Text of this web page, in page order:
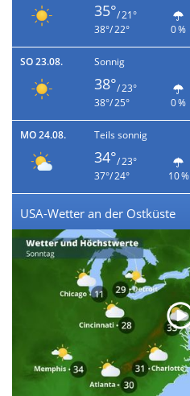
35°/ 21°
38°/ 22°
0 %
SO 23.08. Sonnig
38°/ 23°
38°/ 25°
0 %
MO 24.08. Teils sonnig
34°/ 23°
37°/ 24°
10 %
USA-Wetter an der Ostküste